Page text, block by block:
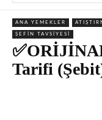
ANA YEMEKLER
ŞEFIN TAVSIYESI
Tarifi